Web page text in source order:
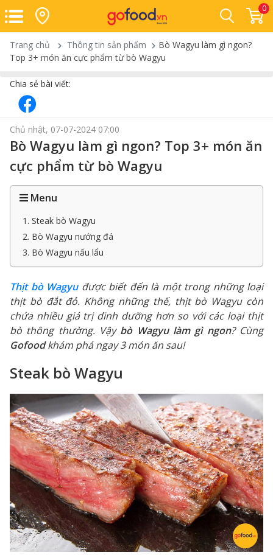
0
Trang chủ Thông tin sản phẩm
Bò Wagyu làm gì ngon?
Top 3+ món ăn cực phẩm từ bò Wagyu
Chia sẻ bài viết:
Chủ nhật, 07-07-2024 07:00
Bò Wagyu làm gì ngon? Top 3+ món ăn
cực phẩm từ bò Wagyu
Menu
1. Steak bò Wagyu
2. Bò Wagyu nướng đá
3. Bò Wagyu nấu lẩu
Thịt bò Wagyuđược biết đến là một trong những loại
thịt bò đắt đỏ. Không những thế, thịt bò Wagyu còn
chứa nhiều giá trị dinh dưỡng hơn so với các loại thịt
bò thông thường. Vậy bò Wagyu làm gì ngon? Cùng
Gofoodkhám phá ngay 3 món ăn sau!
Steak bò Wagyu